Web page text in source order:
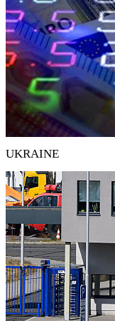
UKRAINE